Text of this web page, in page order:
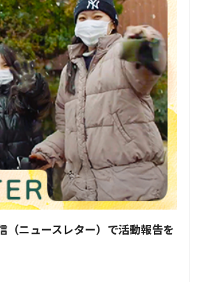
（ニュースレター）で活動報告を